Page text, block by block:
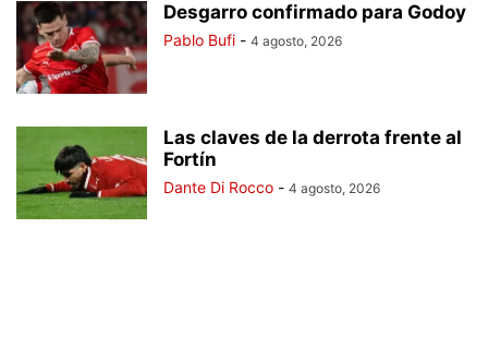
Desgarro confirmado para Godoy
Pablo Bufi - 4 agosto, 2026
Las claves de la derrota frente al
Fortín
Dante Di Rocco - 4 agosto, 2026